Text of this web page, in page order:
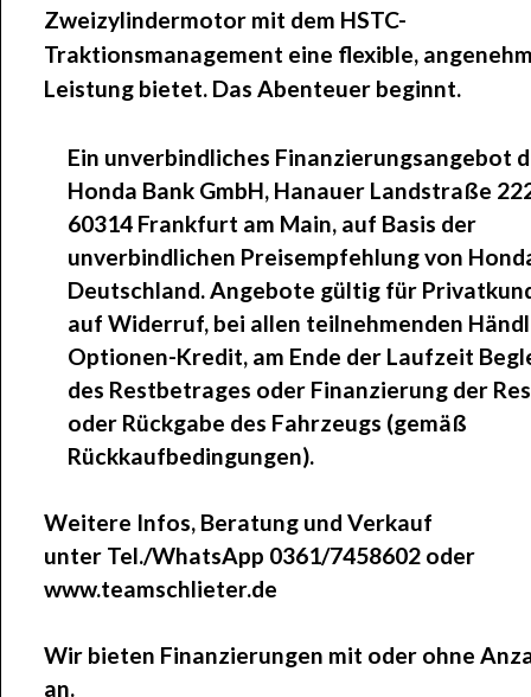
Zweizylindermotor mit dem HSTC-
Traktionsmanagement eine flexible,
Leistung bietet. Das Abenteuer beginnt.
Ein unverbindliches Finanzierungsangebot
Honda Bank GmbH, Hanauer Landstraße
60314 Frankfurt am Main, auf Basis der
unverbindlichen Preisempfehlung von
Deutschland. Angebote gültig für
auf Widerruf, bei allen teilnehmenden
Optionen-Kredit, am Ende der Laufzeit
des Restbetrages oder Finanzierung der
oder Rückgabe des Fahrzeugs (gemäß
Rückkaufbedingungen).
Weitere Infos, Beratung und Verkauf
unter Tel./WhatsApp 0361/7458602 oder
www.teamschlieter.de
Wir bieten Finanzierungen mit oder ohne
an.